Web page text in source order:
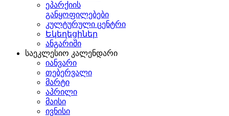
ეპარქიის
განყოფილებები
კულტურული ცენტრი
Եկեղեցիներ
ანგარიში
საეკლესიო კალენდარი
იანვარი
თებერვალი
მარტი
აპრილი
მაისი
ივნისი